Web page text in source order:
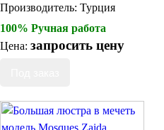
Производитель: Турция
100% Ручная работа
Цена: запросить цену